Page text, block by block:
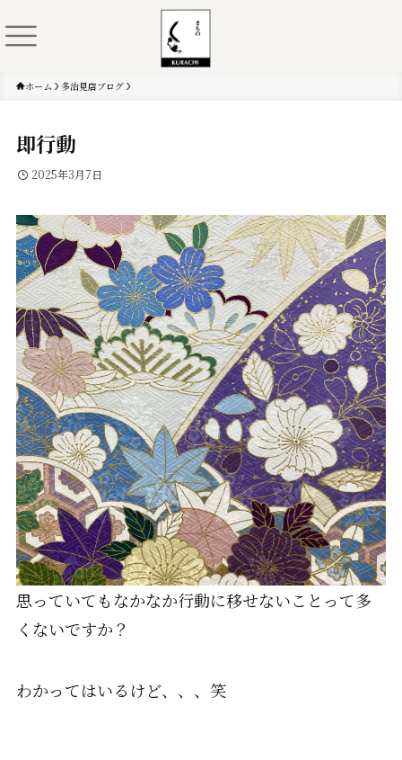
ホーム 多治見店ブログ
即行動
2025年3月7日
思っていてもなかなか行動に移せないことって多
くないですか？
わかってはいるけど、、、笑